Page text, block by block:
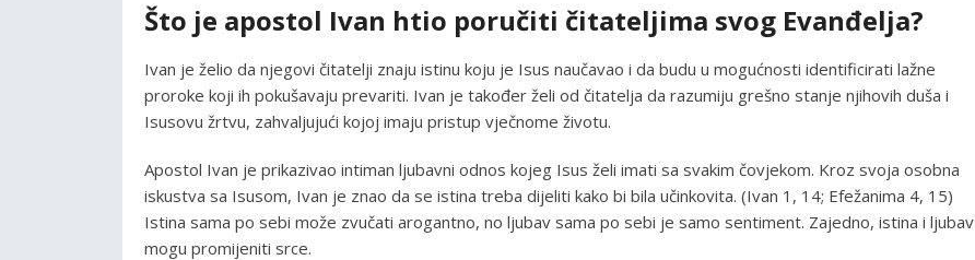
Što je apostol Ivan htio poručiti čitateljima svog Evanđelja?
Ivan je želio da njegovi čitatelji znaju istinu koju je Isus naučavao i da budu u mogućnosti identificirati lažne
proroke koji ih pokušavaju prevariti. Ivan je također želi od čitatelja da razumiju grešno stanje njihovih duša i
Isusovu žrtvu, zahvaljujući kojoj imaju pristup vječnome životu.
Apostol Ivan je prikazivao intiman ljubavni odnos kojeg Isus želi imati sa svakim čovjekom. Kroz svoja osobna
iskustva sa Isusom, Ivan je znao da se istina treba dijeliti kako bi bila učinkovita. (Ivan 1, 14; Efežanima 4, 15)
Istina sama po sebi može zvučati arogantno, no ljubav sama po sebi je samo sentiment. Zajedno, istina i ljubav
mogu promijeniti srce.